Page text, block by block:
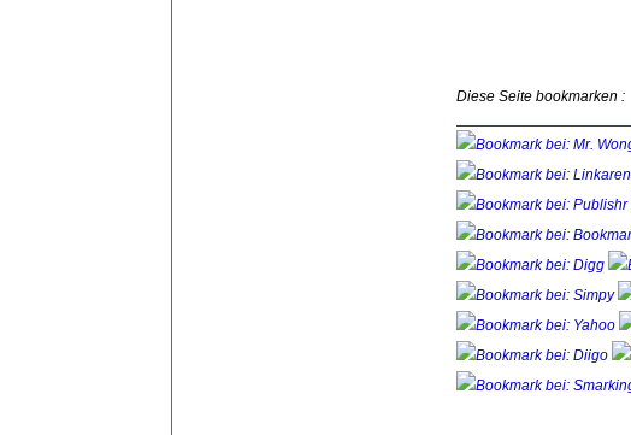
Diese Seite bookmarken :